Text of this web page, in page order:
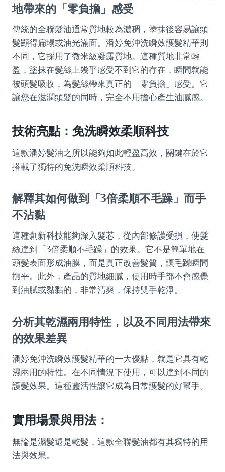
地帶來的「零負擔」感受
傳統的全聯髮油通常質地較為濃稠，塗抹後容易讓頭
髮顯得扁塌或油光滿面。潘婷免沖洗瞬效護髮精華則
不同，它採用了微米級凝露質地。這種質地非常輕
盈，塗抹在髮絲上幾乎感受不到它的存在，瞬間就能
被頭髮吸收，為髮絲帶來真正的「零負擔」感受。它
讓您在滋潤頭髮的同時，完全不用擔心產生油膩感。
技術亮點：免洗瞬效柔順科技
這款潘婷髮油之所以能夠如此輕盈高效，關鍵在於它
搭載了獨特的免洗瞬效柔順科技。
解釋其如何做到「3倍柔順不毛躁」而手
不沾黏
這種創新科技能夠深入髮芯，從內部修護受損，使髮
絲達到「3倍柔順不毛躁」的效果。它不是簡單地在
頭髮表面形成油膜，而是真正改善髮質，讓毛躁瞬間
撫平。此外，產品的質地細膩，使用時手部不會感覺
到油膩或黏黏的，非常清爽，保持雙手乾淨。
分析其乾濕兩用特性，以及不同用法帶來
的效果差異
潘婷免沖洗瞬效護髮精華的一大優點，就是它具有乾
濕兩用的特性。在不同情況下使用，可以達到不同的
護髮效果。這種靈活性讓它成為日常護髮的好幫手。
實用場景與用法：
無論是濕髮還是乾髮，這款全聯髮油都有其獨特的用
法與效果。